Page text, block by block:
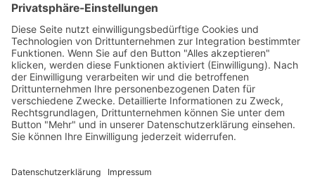
Donnerstag 18-20 Uhr
Freitag 16-22 Uhr
Sonntag 16:00-21 Uhr